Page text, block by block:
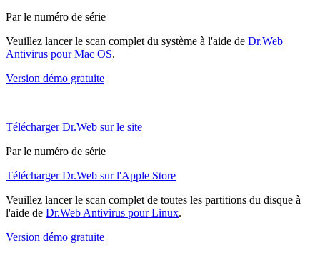
Par le numéro de série
Veuillez lancer le scan complet du système à l'aide de Dr.Web
Antivirus pour Mac OS.
Version démo gratuite
Télécharger Dr.Web sur le site
Par le numéro de série
Télécharger Dr.Web sur l'Apple Store
Veuillez lancer le scan complet de toutes les partitions du disque à
l'aide de Dr.Web Antivirus pour Linux.
Version démo gratuite